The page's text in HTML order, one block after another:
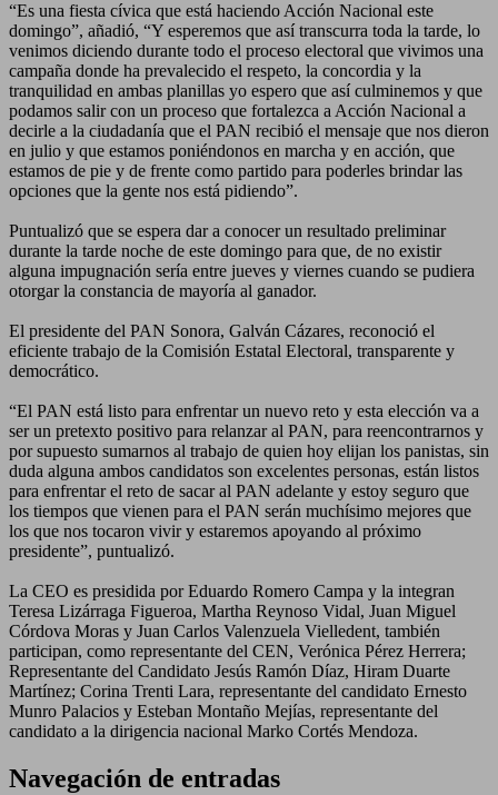
“Es una fiesta cívica que está haciendo Acción Nacional este
domingo”, añadió, “Y esperemos que así transcurra toda la tarde, lo
venimos diciendo durante todo el proceso electoral que vivimos una
campaña donde ha prevalecido el respeto, la concordia y la
tranquilidad en ambas planillas yo espero que así culminemos y que
podamos salir con un proceso que fortalezca a Acción Nacional a
decirle a la ciudadanía que el PAN recibió el mensaje que nos dieron
en julio y que estamos poniéndonos en marcha y en acción, que
estamos de pie y de frente como partido para poderles brindar las
opciones que la gente nos está pidiendo”.
Puntualizó que se espera dar a conocer un resultado preliminar
durante la tarde noche de este domingo para que, de no existir
alguna impugnación sería entre jueves y viernes cuando se pudiera
otorgar la constancia de mayoría al ganador.
El presidente del PAN Sonora, Galván Cázares, reconoció el
eficiente trabajo de la Comisión Estatal Electoral, transparente y
democrático.
“El PAN está listo para enfrentar un nuevo reto y esta elección va a
ser un pretexto positivo para relanzar al PAN, para reencontrarnos y
por supuesto sumarnos al trabajo de quien hoy elijan los panistas, sin
duda alguna ambos candidatos son excelentes personas, están listos
para enfrentar el reto de sacar al PAN adelante y estoy seguro que
los tiempos que vienen para el PAN serán muchísimo mejores que
los que nos tocaron vivir y estaremos apoyando al próximo
presidente”, puntualizó.
La CEO es presidida por Eduardo Romero Campa y la integran
Teresa Lizárraga Figueroa, Martha Reynoso Vidal, Juan Miguel
Córdova Moras y Juan Carlos Valenzuela Vielledent, también
participan, como representante del CEN, Verónica Pérez Herrera;
Representante del Candidato Jesús Ramón Díaz, Hiram Duarte
Martínez; Corina Trenti Lara, representante del candidato Ernesto
Munro Palacios y Esteban Montaño Mejías, representante del
candidato a la dirigencia nacional Marko Cortés Mendoza.
Navegación de entradas